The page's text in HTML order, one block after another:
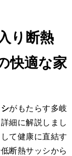
り断熱
快適な家
がもたらす多岐
細に解説しまし
て健康に直結す
断熱サッシから